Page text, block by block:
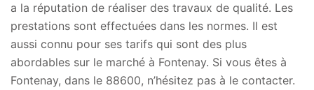
a la réputation de réaliser des travaux de qualité. Les
prestations sont effectuées dans les normes. Il est
aussi connu pour ses tarifs qui sont des plus
abordables sur le marché à Fontenay. Si vous êtes à
Fontenay, dans le 88600, n’hésitez pas à le contacter.